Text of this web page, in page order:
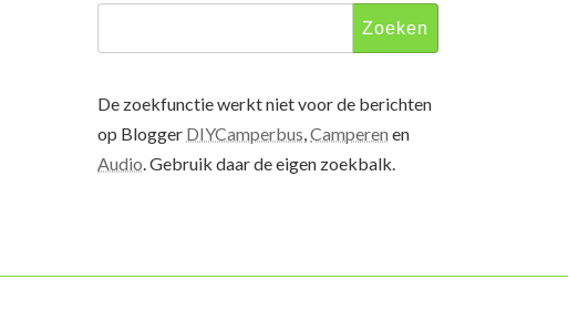
Zoeken
De zoekfunctie werkt niet voor de berichten
op Blogger DIYCamperbus,Camperen en
Audio. Gebruik daar de eigen zoekbalk.